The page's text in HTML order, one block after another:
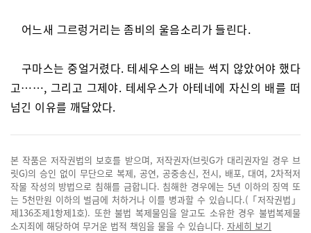
어느새 그르렁거리는 좀비의 울음소리가 들린다.
구마스는 중얼거렸다. 테세우스의 배는 썩지 않았어야 했다
고……, 그리고 그제야. 테세우스가 아테네에 자신의 배를 떠
넘긴 이유를 깨달았다.
본 작품은 저작권법의 보호를 받으며, 저작권자(브릿G가 대리권자일 경우 브
릿G)의 승인 없이 무단으로 복제, 공연, 공중송신, 전시, 배포, 대여, 2차적저
작물 작성의 방법으로 침해를 금합니다. 침해한 경우에는 5년 이하의 징역 또
는 5천만원 이하의 벌금에 처하거나 이를 병과할 수 있습니다.(「저작권법」
제136조제1항제1호). 또한 불법 복제물임을 알고도 소유한 경우 불법복제물
소지죄에 해당하여 무거운 법적 책임을 물을 수 있습니다. 자세히 보기